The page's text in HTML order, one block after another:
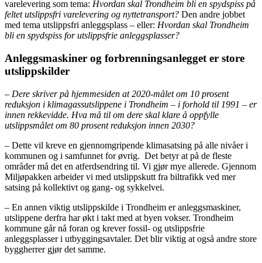
varelevering som tema: Hvordan skal Trondheim bli en spydspiss på
feltet utslippsfri varelevering og nyttetransport? Den andre jobbet
med tema utslippsfri anleggsplass – eller: Hvordan skal Trondheim
bli en spydspiss for utslippsfrie anleggsplasser?
Anleggsmaskiner og forbrenningsanlegget er store
utslippskilder
– Dere skriver på hjemmesiden at 2020-målet om 10 prosent
reduksjon i klimagassutslippene i Trondheim – i forhold til 1991 – er
innen rekkevidde. Hva må til om dere skal klare å oppfylle
utslippsmålet om 80 prosent reduksjon innen 2030?
– Dette vil kreve en gjennomgripende klimasatsing på alle nivåer i
kommunen og i samfunnet for øvrig. Det betyr at på de fleste
områder må det en atferdsendring til. Vi gjør mye allerede. Gjennom
Miljøpakken arbeider vi med utslippskutt fra biltrafikk ved mer
satsing på kollektivt og gang- og sykkelvei.
– En annen viktig utslippskilde i Trondheim er anleggsmaskiner,
utslippene derfra har økt i takt med at byen vokser. Trondheim
kommune går nå foran og krever fossil- og utslippsfrie
anleggsplasser i utbyggingsavtaler. Det blir viktig at også andre store
byggherrer gjør det samme.